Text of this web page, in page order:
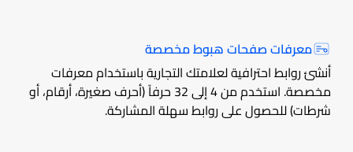
معرفات صفحات هبوط مخصصة
أنشئ روابط احترافية لعلامتك التجارية باستخدام معرفات
مخصصة. استخدم من 4 إلى 32 حرفاً (أحرف صغيرة، أرقام، أو
شرطات) للحصول على روابط سهلة المشاركة.